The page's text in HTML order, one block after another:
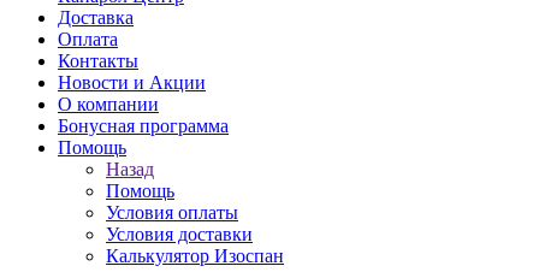
Доставка
Оплата
Контакты
Новости и Акции
О компании
Бонусная программа
Помощь
Назад
Помощь
Условия оплаты
Условия доставки
Калькулятор Изоспан